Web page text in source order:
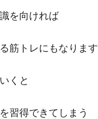
を向ければ
筋トレにもなります
くと
習得できてしまう